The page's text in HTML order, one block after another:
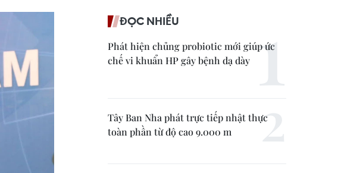
ĐỌC NHIỀU
Phát hiện chủng probiotic mới giúp ức
chế vi khuẩn HP gây bệnh dạ dày
Tây Ban Nha phát trực tiếp nhật thực
toàn phần từ độ cao 9.000 m